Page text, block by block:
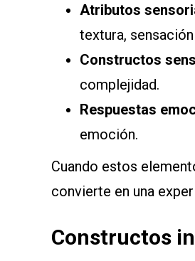
Atributos
textura,
Constructos
complejidad.
Respuestas
emoción.
Cuando estos
convierte en una
Constructos